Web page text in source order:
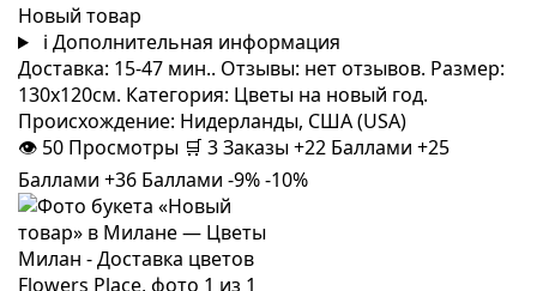
Новый товар
i Дополнительная информация
Доставка: 15-47 мин.. Отзывы: нет отзывов. Размер:
130x120см. Категория: Цветы на новый год.
Происхождение: Нидерланды, США (USA)
👁 50 Просмотры 🛒 3Заказы+22 Баллами +25
Баллами +36 Баллами -9%-10%